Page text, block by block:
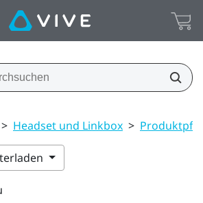
> Headset und Linkbox >